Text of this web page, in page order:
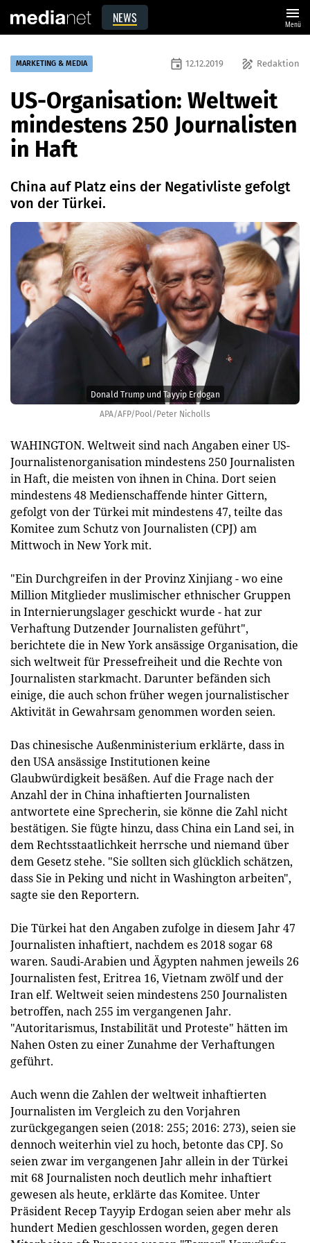
NEWS menu
Menü
APA/AFP/Pool/Peter Nicholls
Donald Trump und Tayyip Erdogan
MARKETING & MEDIA draw Redaktion
event 12.12.2019
US-Organisation: Weltweit
mindestens 250 Journalisten
in Haft
China auf Platz eins der Negativliste gefolgt
von der Türkei.
WAHINGTON. Weltweit sind nach Angaben einer US-
Journalistenorganisation mindestens 250 Journalisten
in Haft, die meisten von ihnen in China. Dort seien
mindestens 48 Medienschaffende hinter Gittern,
gefolgt von der Türkei mit mindestens 47, teilte das
Komitee zum Schutz von Journalisten (CPJ) am
Mittwoch in New York mit.
"Ein Durchgreifen in der Provinz Xinjiang - wo eine
Million Mitglieder muslimischer ethnischer Gruppen
in Internierungslager geschickt wurde - hat zur
Verhaftung Dutzender Journalisten geführt",
berichtete die in New York ansässige Organisation, die
sich weltweit für Pressefreiheit und die Rechte von
Journalisten starkmacht. Darunter befänden sich
einige, die auch schon früher wegen journalistischer
Aktivität in Gewahrsam genommen worden seien.
Das chinesische Außenministerium erklärte, dass in
den USA ansässige Institutionen keine
Glaubwürdigkeit besäßen. Auf die Frage nach der
Anzahl der in China inhaftierten Journalisten
antwortete eine Sprecherin, sie könne die Zahl nicht
bestätigen. Sie fügte hinzu, dass China ein Land sei, in
dem Rechtsstaatlichkeit herrsche und niemand über
dem Gesetz stehe. "Sie sollten sich glücklich schätzen,
dass Sie in Peking und nicht in Washington arbeiten",
sagte sie den Reportern.
Die Türkei hat den Angaben zufolge in diesem Jahr 47
Journalisten inhaftiert, nachdem es 2018 sogar 68
waren. Saudi-Arabien und Ägypten nahmen jeweils 26
Journalisten fest, Eritrea 16, Vietnam zwölf und der
Iran elf. Weltweit seien mindestens 250 Journalisten
betroffen, nach 255 im vergangenen Jahr.
"Autoritarismus, Instabilität und Proteste" hätten im
Nahen Osten zu einer Zunahme der Verhaftungen
geführt.
Auch wenn die Zahlen der weltweit inhaftierten
Journalisten im Vergleich zu den Vorjahren
zurückgegangen seien (2018: 255; 2016: 273), seien sie
dennoch weiterhin viel zu hoch, betonte das CPJ. So
seien zwar im vergangenen Jahr allein in der Türkei
mit 68 Journalisten noch deutlich mehr inhaftiert
gewesen als heute, erklärte das Komitee. Unter
Präsident Recep Tayyip Erdogan seien aber mehr als
hundert Medien geschlossen worden, gegen deren